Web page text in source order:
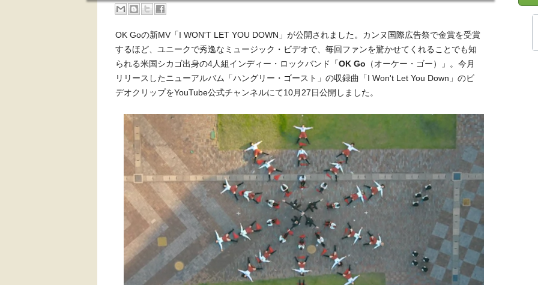
OK Goの新MV「I WON'T LET YOU DOWN」が公開されました。カンヌ国際広告祭で金賞を受賞
するほど、ユニークで秀逸なミュージック・ビデオで、毎回ファンを驚かせてくれることでも知
られる米国シカゴ出身の4人組インディー・ロックバンド「OK Go （オーケー・ゴー）」。今月
リリースしたニューアルバム「ハングリー・ゴースト」の収録曲「I Won't Let You Down」のビ
デオクリップをYouTube公式チャンネルにて10月27日公開しました。